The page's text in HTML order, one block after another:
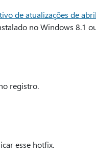
de atualizações de
no Windows 8.1
registro.
esse hotfix.